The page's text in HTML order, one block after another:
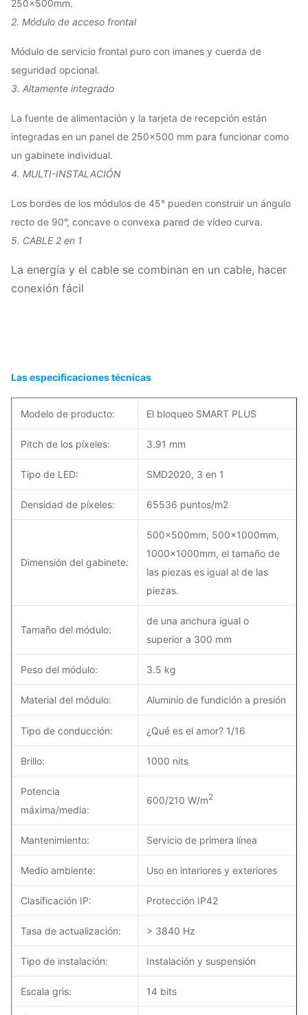
250x500mm.
2. Módulo de acceso frontal
Módulo de servicio frontal puro con imanes y cuerda de
seguridad opcional.
3. Altamente integrado
La fuente de alimentación y la tarjeta de recepción están
integradas en un panel de 250x500 mm para funcionar como
un gabinete individual.
4. MULTI-INSTALACIÓN
Los bordes de los módulos de 45° pueden construir un ángulo
recto de 90°, concave o convexa pared de vídeo curva.
5. CABLE 2 en 1
La energía y el cable se combinan en un cable, hacer
conexión fácil
Las especificaciones técnicas
Modelo de producto: El bloqueo SMART PLUS
Pitch de los píxeles: 3.91 mm
Tipo de LED: SMD2020, 3 en 1
Densidad de píxeles: 65536 puntos/m2
Dimensión del gabinete:
500x500mm, 500x1000mm,
1000x1000mm, el tamaño de
las piezas es igual al de las
piezas.
Tamaño del módulo:
de una anchura igual o
superior a 300 mm
Peso del módulo: 3.5 kg
Material del módulo: Aluminio de fundición a presión
Tipo de conducción: ¿Qué es el amor? 1/16
Brillo: 1000 nits
Potencia
máxima/media:
600/210 W/m2
Mantenimiento: Servicio de primera línea
Medio ambiente: Uso en interiores y exteriores
Clasificación IP: Protección IP42
Tasa de actualización: > 3840 Hz
Tipo de instalación: Instalación y suspensión
Escala gris: 14 bits